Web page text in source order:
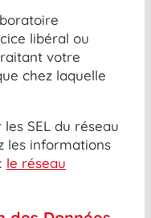
libéral ou
votre
chez laquelle
SEL du réseau
les informations
le réseau